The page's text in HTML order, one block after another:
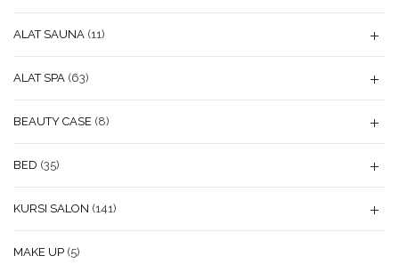
ALAT SAUNA (11)
ALAT SPA (63)
BEAUTY CASE (8)
BED (35)
KURSI SALON (141)
MAKE UP (5)